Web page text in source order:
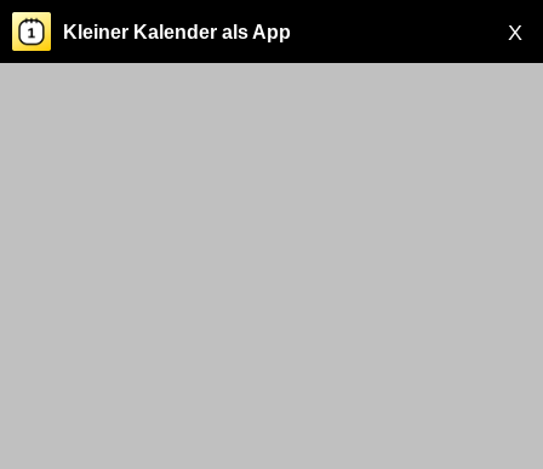
X
Kleiner Kalender als App